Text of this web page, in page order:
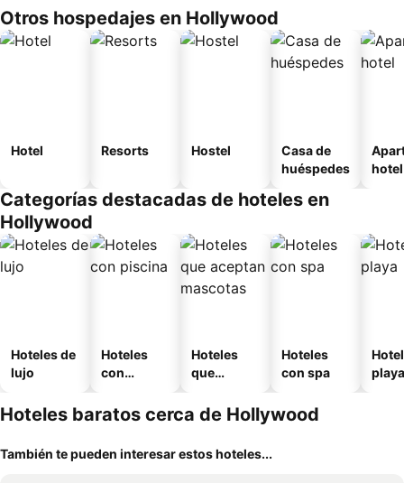
Otros hospedajes en Hollywood
Hotel Resorts Hostel
Casa de
huéspedes
hotel
Categorías destacadas de hoteles en
Hollywood
Hoteles de
lujo
Hoteles
con
Hoteles
que
mascotas
Hoteles
con spa
playa
Hoteles baratos cerca de Hollywood
También te pueden interesar estos hoteles...